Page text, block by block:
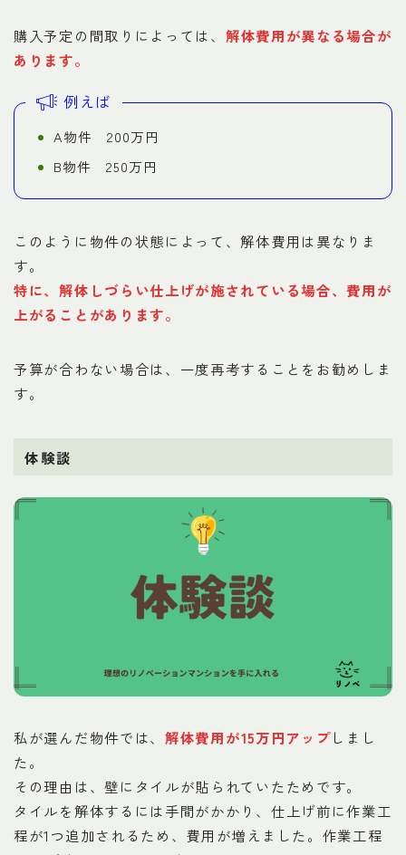
購入予定の間取りによっては、 解体費用が異なる場合が
あります。
例えば
A物件 200万円
B物件 250万円
このように物件の状態によって、解体費用は異なりま
す。
特に、解体しづらい仕上げが施されている場合、費用が
上がることがあります。
予算が合わない場合は、一度再考することをお勧めしま
す。
体験談
私が選んだ物件では、 解体費用が15万円アップしまし
た。
その理由は、壁にタイルが貼られていたためです。
タイルを解体するには手間がかかり、仕上げ前に作業工
程が1つ追加されるため、費用が増えました。作業工程